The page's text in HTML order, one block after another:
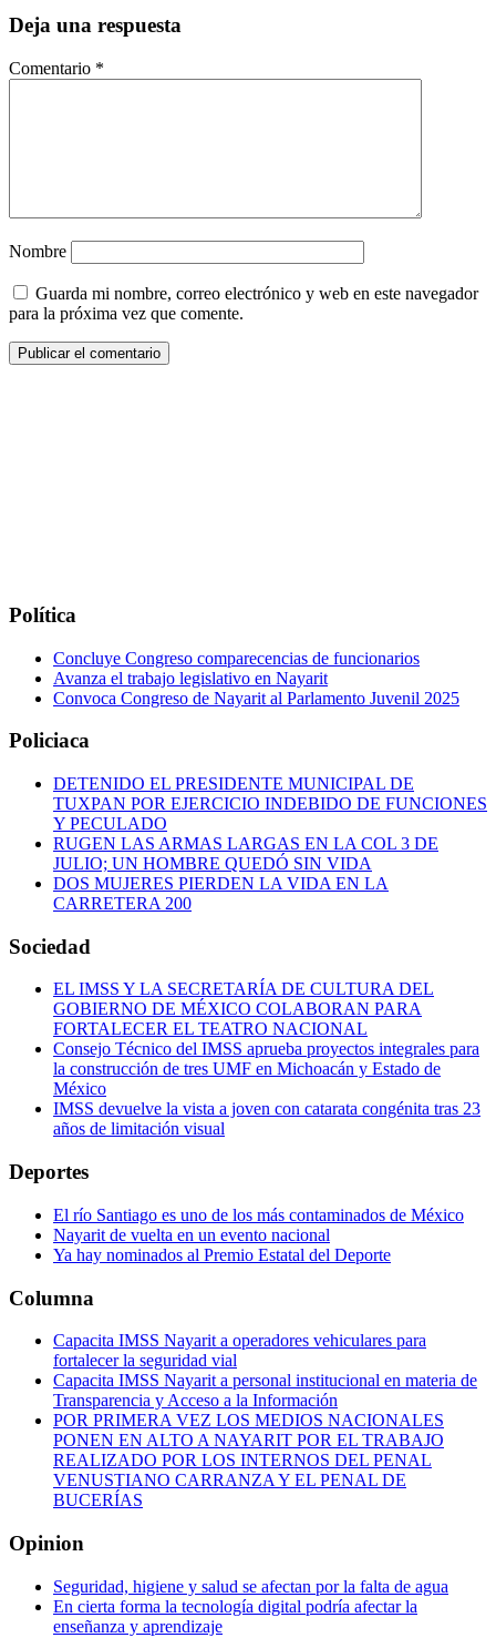
Deja una respuesta
Comentario *
Nombre
Guarda mi nombre, correo electrónico y web en este navegador
para la próxima vez que comente.
Política
Concluye Congreso comparecencias de funcionarios
Avanza el trabajo legislativo en Nayarit
Convoca Congreso de Nayarit al Parlamento Juvenil 2025
Policiaca
DETENIDO EL PRESIDENTE MUNICIPAL DE
TUXPAN POR EJERCICIO INDEBIDO DE FUNCIONES
Y PECULADO
RUGEN LAS ARMAS LARGAS EN LA COL 3 DE
JULIO; UN HOMBRE QUEDÓ SIN VIDA
DOS MUJERES PIERDEN LA VIDA EN LA
CARRETERA 200
Sociedad
EL IMSS Y LA SECRETARÍA DE CULTURA DEL
GOBIERNO DE MÉXICO COLABORAN PARA
FORTALECER EL TEATRO NACIONAL
Consejo Técnico del IMSS aprueba proyectos integrales para
la construcción de tres UMF en Michoacán y Estado de
México
IMSS devuelve la vista a joven con catarata congénita tras 23
años de limitación visual
Deportes
El río Santiago es uno de los más contaminados de México
Nayarit de vuelta en un evento nacional
Ya hay nominados al Premio Estatal del Deporte
Columna
Capacita IMSS Nayarit a operadores vehiculares para
fortalecer la seguridad vial
Capacita IMSS Nayarit a personal institucional en materia de
Transparencia y Acceso a la Información
POR PRIMERA VEZ LOS MEDIOS NACIONALES
PONEN EN ALTO A NAYARIT POR EL TRABAJO
REALIZADO POR LOS INTERNOS DEL PENAL
VENUSTIANO CARRANZA Y EL PENAL DE
BUCERÍAS
Opinion
Seguridad, higiene y salud se afectan por la falta de agua
En cierta forma la tecnología digital podría afectar la
enseñanza y aprendizaje